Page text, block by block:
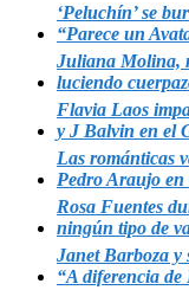
‘Peluchín’ se
“Parece un
Juliana Molina,
luciendo
Flavia Laos
y J Balvin en el
Las románticas
Pedro Araujo en
Rosa Fuentes
ningún tipo de
Janet Barboza
“A diferencia